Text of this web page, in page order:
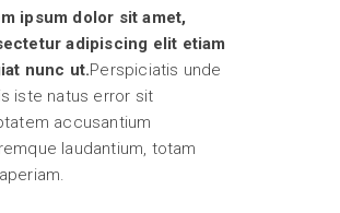
ipsum dolor sit amet,
adipiscing elit etiam
nunc ut.Perspiciatis unde
iste natus error sit
accusantium
laudantium, totam